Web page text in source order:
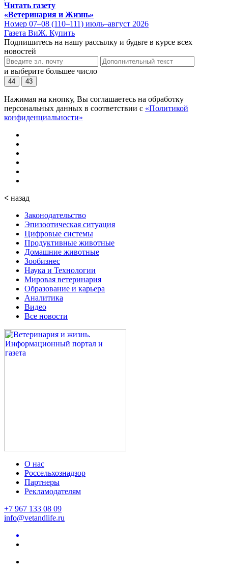
Читать газету
«Ветеринария и Жизнь»
Номер 07–08 (110–111) июль–август 2026
Газета ВиЖ. Купить
Подпишитесь на нашу рассылку и будьте в курсе всех
новостей
и выберите большее число
44 43
Нажимая на кнопку, Вы соглашаетесь на обработку
персональных данных в соответствии с «Политикой
конфиденциальности»
< назад
Законодательство
Эпизоотическая ситуация
Цифровые системы
Продуктивные животные
Домашние животные
Зообизнес
Наука и Технологии
Мировая ветеринария
Образование и карьера
Аналитика
Видео
Все новости
О нас
Россельхознадзор
Партнеры
Рекламодателям
+7 967 133 08 09
info@vetandlife.ru